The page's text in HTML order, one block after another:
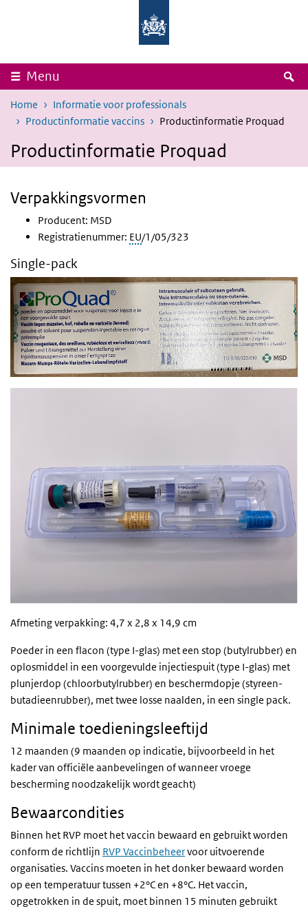
Overslaan en naar de inhoud gaan
Menu
Home
Informatie voor professionals
Productinformatie vaccins
Productinformatie Proquad
Productinformatie Proquad
Verpakkingsvormen
Producent: MSD
Registratienummer: EU/1/05/323
Single-pack
Afmeting verpakking: 4,7 x 2,8 x 14,9 cm
Poeder in een flacon (type I-glas) met een stop (butylrubber) en
oplosmiddel in een voorgevulde injectiespuit (type I-glas) met
plunjerdop (chloorbutylrubber) en beschermdopje (styreen-
butadieenrubber), met twee losse naalden, in een single pack.
Minimale toedieningsleeftijd
12 maanden (9 maanden op indicatie, bijvoorbeeld in het
kader van officiële aanbevelingen of wanneer vroege
bescherming noodzakelijk wordt geacht)
Bewaarcondities
Binnen het RVP moet het vaccin bewaard en gebruikt worden
conform de richtlijn RVP Vaccinbeheervoor uitvoerende
organisaties. Vaccins moeten in het donker bewaard worden
op een temperatuur tussen +2°C en +8°C. Het vaccin,
opgetrokken in de spuit, moet binnen 15 minuten gebruikt